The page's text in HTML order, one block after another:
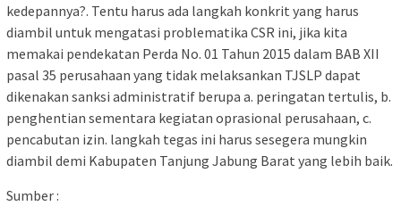
kedepannya?. Tentu harus ada langkah konkrit yang harus
diambil untuk mengatasi problematika CSR ini, jika kita
memakai pendekatan Perda No. 01 Tahun 2015 dalam BAB XII
pasal 35 perusahaan yang tidak melaksankan TJSLP dapat
dikenakan sanksi administratif berupa a. peringatan tertulis, b.
penghentian sementara kegiatan oprasional perusahaan, c.
pencabutan izin. langkah tegas ini harus sesegera mungkin
diambil demi Kabupaten Tanjung Jabung Barat yang lebih baik.
Sumber :